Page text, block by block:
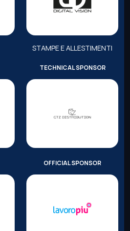
STAMPE E ALLESTIMENTI
TECHNICAL SPONSOR
OFFICIAL SPONSOR